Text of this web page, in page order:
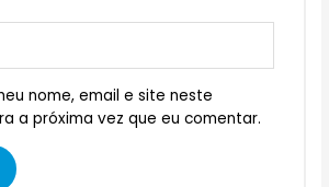
nome, email e site neste
a próxima vez que eu comentar.